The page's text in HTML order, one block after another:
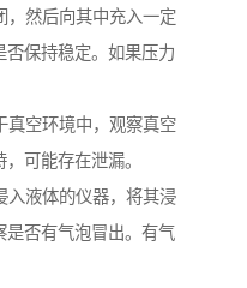
，然后向其中充入一定
否保持稳定。如果压力
真空环境中，观察真空
可能存在泄漏。
入液体的仪器，将其浸
是否有气泡冒出。有气